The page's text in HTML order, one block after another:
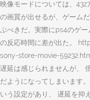
映像モードについては、
の画質が出せるが、ゲーム
ぶべきだ。実際にps4のゲ
の反応時間に差が出た。
sony-store-movie-
遅延は感じられませんが、
だようになってしまいます
いう設定があり、 遅延を抑